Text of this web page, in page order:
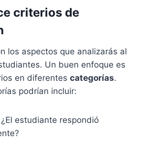
criterios de
los aspectos que analizarás al
Un buen enfoque es
en diferentes categorías.
podrían incluir:
estudiante respondió